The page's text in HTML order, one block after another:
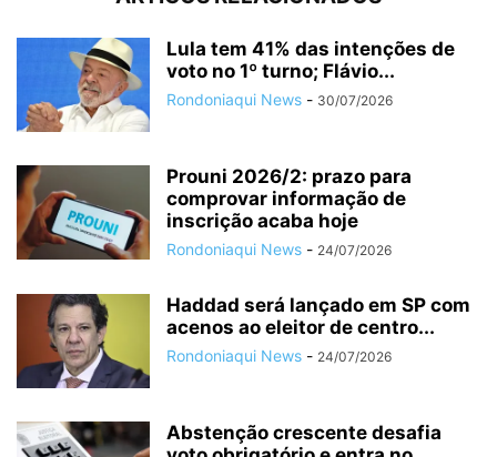
Lula tem 41% das intenções de
voto no 1º turno; Flávio...
Rondoniaqui News - 30/07/2026
Prouni 2026/2: prazo para
comprovar informação de
inscrição acaba hoje
Rondoniaqui News - 24/07/2026
Haddad será lançado em SP com
acenos ao eleitor de centro...
Rondoniaqui News - 24/07/2026
Abstenção crescente desafia